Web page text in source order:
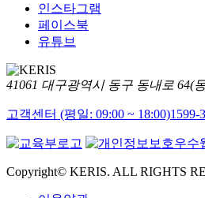
인스타그램
페이스북
유튜브
41061 대구광역시 동구 동내로 64(
고객센터 (평일: 09:00 ~ 18:00)1599-
Copyright© KERIS. ALL RIGHTS